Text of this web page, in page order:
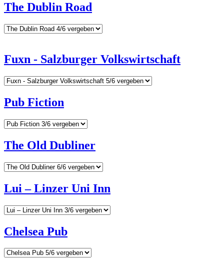
The Dublin Road
Fuxn - Salzburger Volkswirtschaft
Pub Fiction
The Old Dubliner
Lui – Linzer Uni Inn
Chelsea Pub